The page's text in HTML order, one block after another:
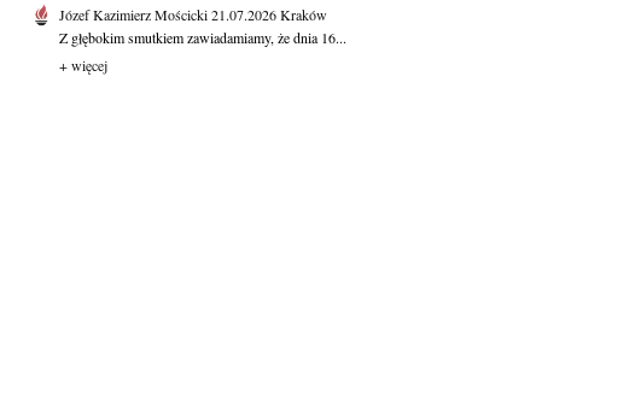
Józef Kazimierz Mościcki21.07.2026Kraków
Z głębokim smutkiem zawiadamiamy, że dnia 16...
+ więcej